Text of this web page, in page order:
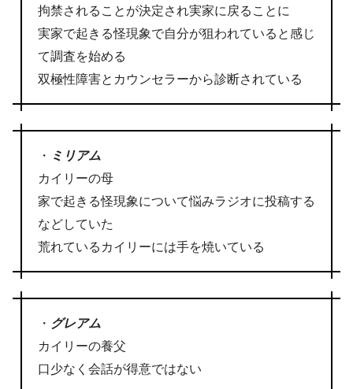
拘禁されることが決定され実家に戻ることに
実家で起きる怪現象で自分が狙われていると感じ
て調査を始める
双極性障害とカウンセラーから診断されている
・ ミリアム
カイリーの母
家で起きる怪現象について悩みラジオに投稿する
などしていた
荒れているカイリーには手を焼いている
・ グレアム
カイリーの養父
口少なく会話が得意ではない